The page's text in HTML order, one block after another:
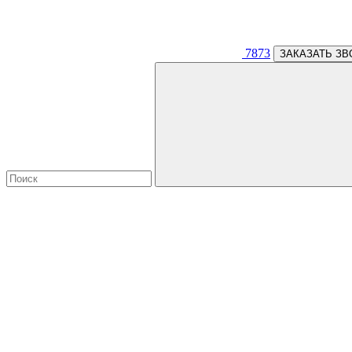
7873 ЗАКАЗАТЬ